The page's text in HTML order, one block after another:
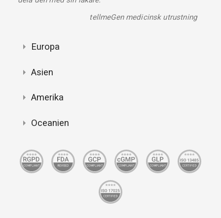
tellmeGen medicinsk utrustning
Europa
Asien
Amerika
Oceanien